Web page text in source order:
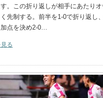
。この折り返しが相手にあたり
先制する。前半を1-0で折り返し
点を決め2-0…
る